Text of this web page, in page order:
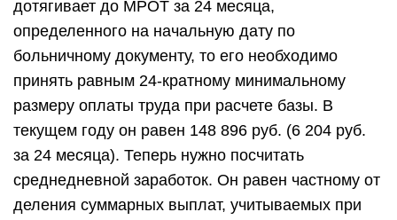
дотягивает до МРОТ за 24 месяца,
определенного на начальную дату по
больничному документу, то его необходимо
принять равным 24-кратному минимальному
размеру оплаты труда при расчете базы. В
текущем году он равен 148 896 руб. (6 204 руб.
за 24 месяца). Теперь нужно посчитать
среднедневной заработок. Он равен частному от
деления суммарных выплат, учитываемых при